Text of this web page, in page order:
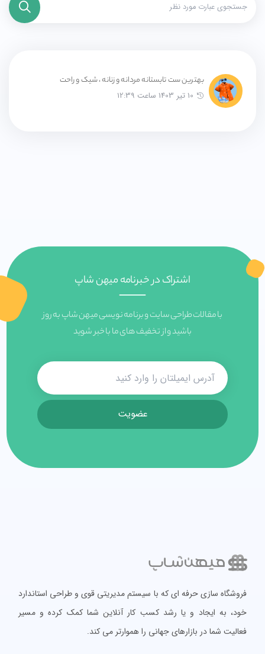
بهترین ست تابستانه مردانه و زنانه ، شیک و راحت
10 تیر 1403 ساعت 12:39
اشتراک در خبرنامه میهن شاپ
با مقالات طراحی سایت و برنامه نویسی میهن شاپ به روز
باشید و از تخفیف های ما با خبر شوید
عضویت
فروشگاه سازی حرفه ای که با سیستم مدیریتی قوی و طراحی استاندارد
خود، به ایجاد و یا رشد کسب کار آنلاین شما کمک کرده و مسیر
فعالیت شما در بازارهای جهانی را هموارتر می کند.